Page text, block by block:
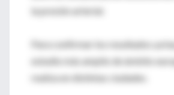
la presión arterial.
Para confirmar los resultados ya
estudio más amplio de ámbito
realiza en distintas ciudades.